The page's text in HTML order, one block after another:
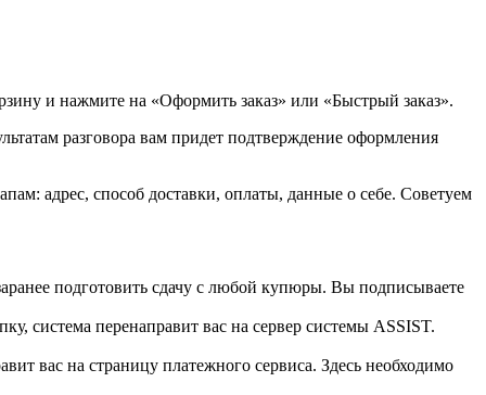
и нажмите на «Оформить заказ» или «Быстрый заказ».
разговора вам придет подтверждение оформления
адрес, способ доставки, оплаты, данные о себе. Советуем
подготовить сдачу с любой купюры. Вы подписываете
система перенаправит вас на сервер системы ASSIST.
вас на страницу платежного сервиса. Здесь необходимо